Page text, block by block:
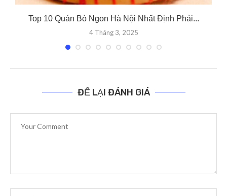
Top 10 Quán Bò Ngon Hà Nội Nhất Định Phải...
4 Tháng 3, 2025
ĐỂ LẠI ĐÁNH GIÁ